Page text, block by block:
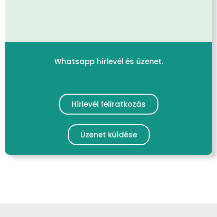
Whatsapp hírlevél és üzenet.
Hírlevél feliratkozás
Üzenet küldése